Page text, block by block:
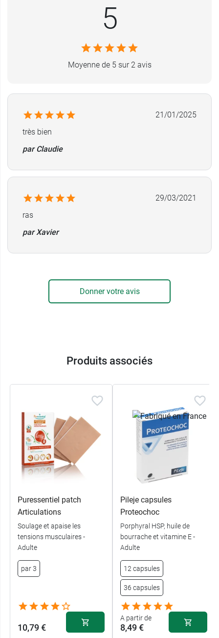
5
Moyenne de 5 sur 2 avis
21/01/2025
très bien
par Claudie
29/03/2021
ras
par Xavier
Donner votre avis
Produits associés
Puressentiel patch
Articulations
Soulage et apaise les
tensions musculaires -
Adulte
par 3
10,79 €
Pileje capsules
Proteochoc
Porphyral HSP, huile de
bourrache et vitamine E -
Adulte
12 capsules
36 capsules
A partir de
8,49 €